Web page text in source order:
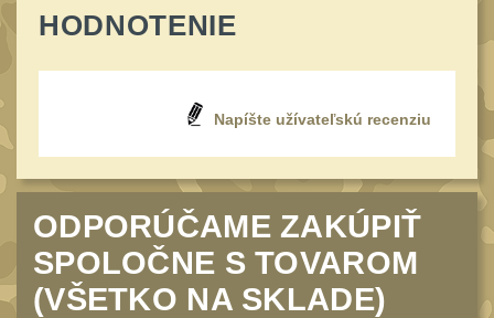
Cestovné púzdra29
Peněženky15
Karabiny a přezky
Kroužky, šňůrky,
koncovky25
Nášivky 105
HODNOTENIE
Napíšte užívateľskú recenziu
ODPORÚČAME ZAKÚPIŤ
SPOLOČNE S TOVAROM
(VŠETKO NA SKLADE)